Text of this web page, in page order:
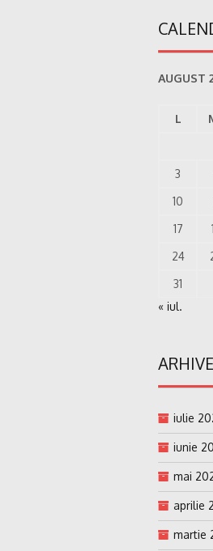
AUGUST
L
3
10
17
24
31
« iul.
ARHIVE
iulie
iunie
mai
aprilie
martie